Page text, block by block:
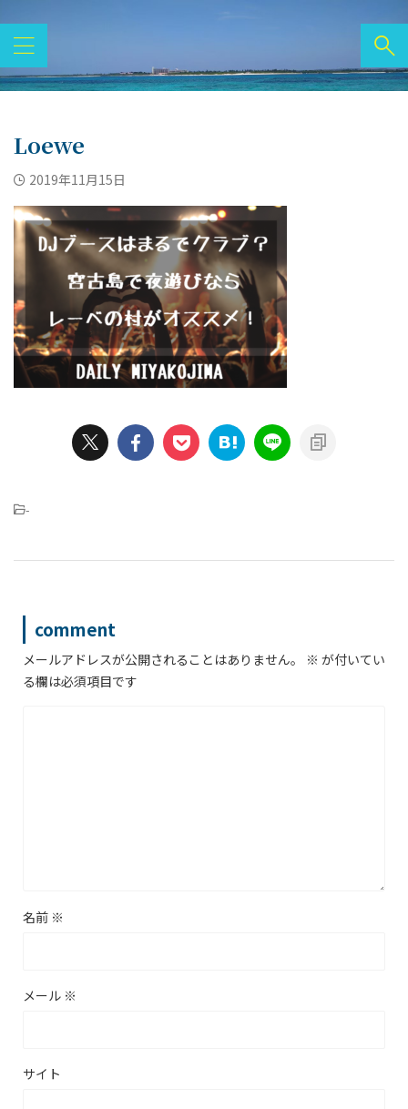
Loewe
2019年11月15日
-
comment
メールアドレスが公開されることはありません。 ※ が付いてい
る欄は必須項目です
名前 ※
メール ※
サイト